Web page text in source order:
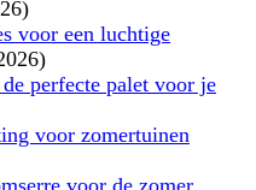
voor een luchtige
perfecte palet voor je
voor zomertuinen